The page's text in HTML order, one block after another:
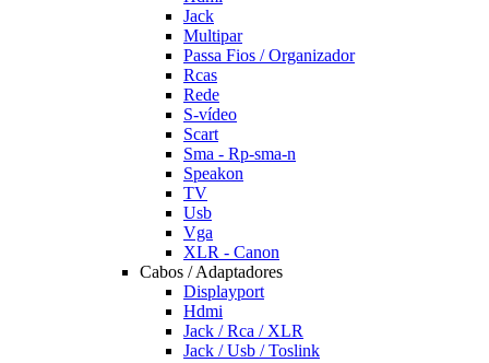
Jack
Multipar
Passa Fios / Organizador
Rcas
Rede
S-vídeo
Scart
Sma - Rp-sma-n
Speakon
TV
Usb
Vga
XLR - Canon
Cabos / Adaptadores
Displayport
Hdmi
Jack / Rca / XLR
Jack / Usb / Toslink